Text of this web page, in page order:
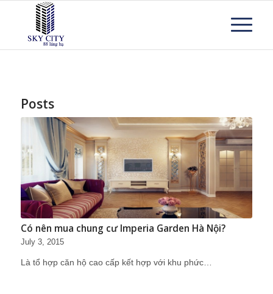
Posts
Có nên mua chung cư Imperia Garden Hà Nội?
July 3, 2015
Là tổ hợp căn hộ cao cấp kết hợp với khu phức…